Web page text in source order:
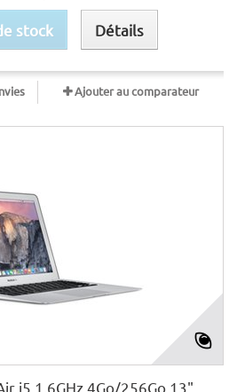
stock Détails
Ajouter au comparateur
i5 1,6GHz 4Go/256Go 13"